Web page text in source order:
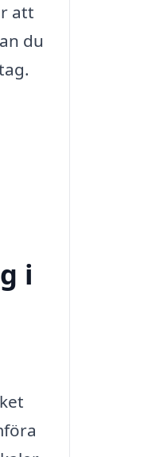
att
du
i